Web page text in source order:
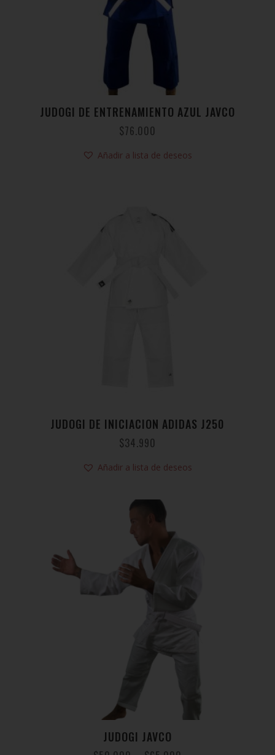
JUDOGI DE ENTRENAMIENTO AZUL JAVCO
$76.000
Añadir a lista de deseos
JUDOGI DE INICIACION ADIDAS J250
$34.990
Añadir a lista de deseos
JUDOGI JAVCO